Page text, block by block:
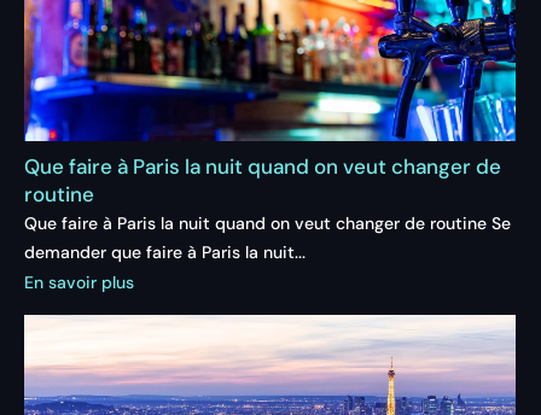
Que faire à Paris la nuit quand on veut changer de
routine
Que faire à Paris la nuit quand on veut changer de routine Se
demander que faire à Paris la nuit...
En savoir plus